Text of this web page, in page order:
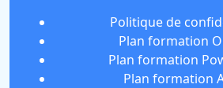
Politique de
Plan formation
Plan formation
Plan formation